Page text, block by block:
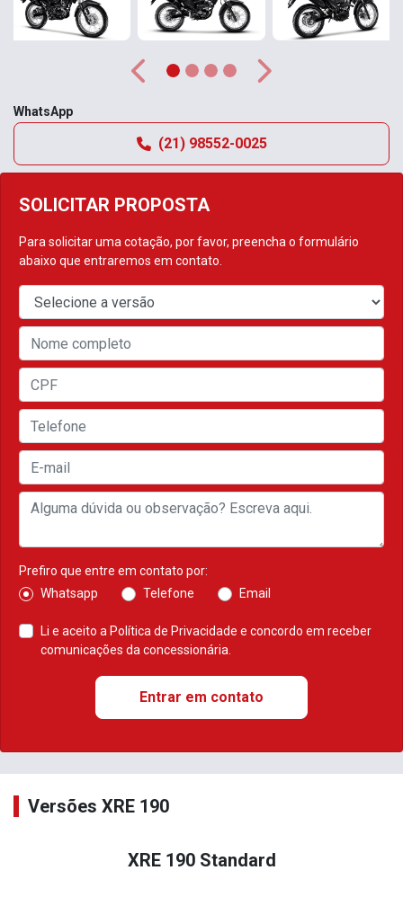
SOLICITAR PROPOSTA
Para solicitar uma cotação, por favor, preencha o formulário
abaixo que entraremos em contato.
Prefiro que entre em contato por:
Whatsapp
Telefone Email
Li e aceito a Política de Privacidade e concordo em receber
comunicações da concessionária.
Entrar em contato
Anterior Próximo
WhatsApp
(21) 98552-0025
Versões XRE 190
XRE 190 Standard